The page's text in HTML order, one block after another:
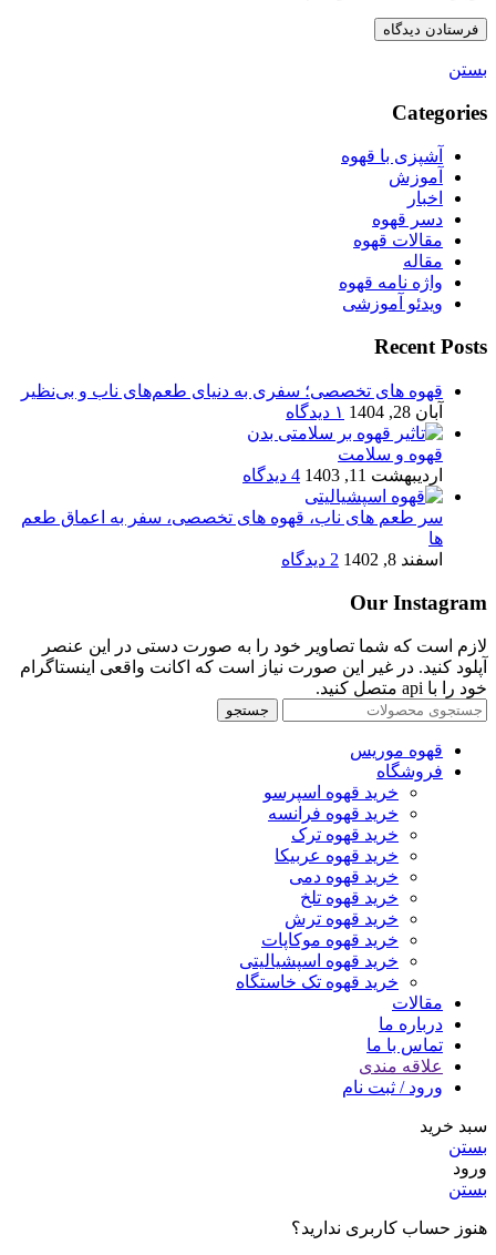
بستن
Categories
آشپزی با قهوه
آموزش
اخبار
دسر قهوه
مقالات قهوه
مقاله
واژه نامه قهوه
ویدئو آموزشی
Recent Posts
قهوه های تخصصی؛ سفری به دنیای طعم‌های ناب و بی‌نظیر
آبان 28, 1404
۱ دیدگاه
قهوه و سلامت
اردیبهشت 11, 1403
4 دیدگاه
سر طعم های ناب، قهوه های تخصصی، سفر به اعماق طعم
ها
اسفند 8, 1402
2 دیدگاه
Our Instagram
لازم است که شما تصاویر خود را به صورت دستی در این عنصر
آپلود کنید. در غیر این صورت نیاز است که اکانت واقعی اینستاگرام
خود را با api متصل کنید.
جستجو
قهوه موریس
فروشگاه
خرید قهوه اسپرسو
خرید قهوه فرانسه
خرید قهوه ترک
خرید قهوه عربیکا
خرید قهوه دمی
خرید قهوه تلخ
خرید قهوه ترش
خرید قهوه موکاپات
خرید قهوه اسپشیالیتی
خرید قهوه تک خاستگاه
مقالات
درباره ما
تماس با ما
علاقه مندی
ورود / ثبت نام
سبد خرید
بستن
ورود
بستن
هنوز حساب کاربری ندارید؟